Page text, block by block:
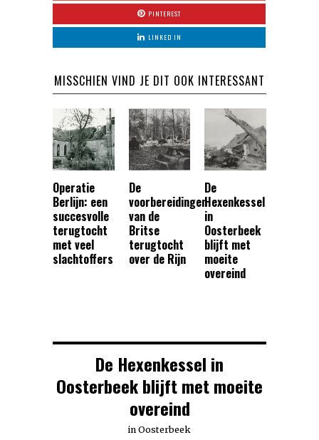
PINTEREST
LINKED IN
MISSCHIEN VIND JE DIT OOK INTERESSANT
Operatie
Berlijn: een
succesvolle
terugtocht
met veel
slachtoffers
De
voorbereidingen
van de
Britse
terugtocht
over de Rijn
De
Hexenkessel
in
Oosterbeek
blijft met
moeite
overeind
De Hexenkessel in
Oosterbeek blijft met moeite
overeind
in Oosterbeek